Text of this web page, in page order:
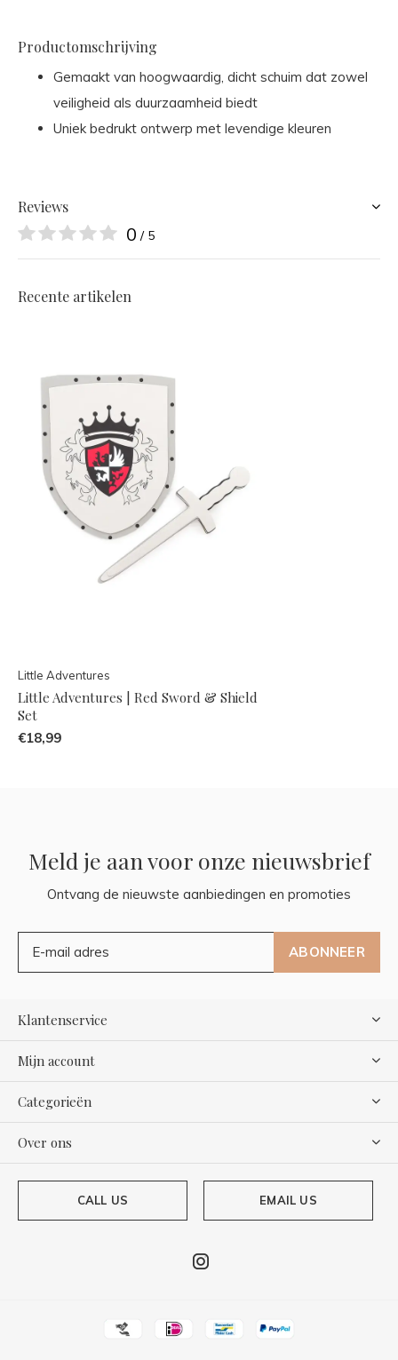
Productomschrijving
Gemaakt van hoogwaardig, dicht schuim dat zowel
veiligheid als duurzaamheid biedt
Uniek bedrukt ontwerp met levendige kleuren
Reviews
0 / 5
Recente artikelen
Little Adventures
Little Adventures | Red Sword & Shield
Set
€18,99
Meld je aan voor onze nieuwsbrief
Ontvang de nieuwste aanbiedingen en promoties
ABONNEER
Klantenservice
Mijn account
Categorieën
Over ons
CALL US EMAIL US